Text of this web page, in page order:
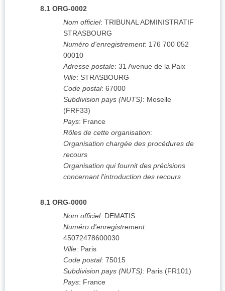
8.1 ORG-0002
Nom officiel: TRIBUNAL ADMINISTRATIF
STRASBOURG
Numéro d'enregistrement: 176 700 052
00010
Adresse postale: 31 Avenue de la Paix
Ville: STRASBOURG
Code postal: 67000
Subdivision pays (NUTS): Moselle
(FRF33)
Pays: France
Rôles de cette organisation:
Organisation chargée des procédures de
recours
Organisation qui fournit des précisions
concernant l'introduction des recours
8.1 ORG-0000
Nom officiel: DEMATIS
Numéro d'enregistrement:
45072478600030
Ville: Paris
Code postal: 75015
Subdivision pays (NUTS): Paris (FR101)
Pays: France